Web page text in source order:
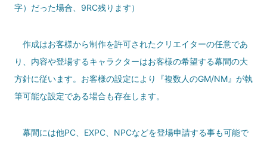
字）だった場合、9RC残ります）
作成はお客様から制作を許可されたクリエイターの任意であ
り、内容や登場するキャラクターはお客様の希望する幕間の大
方針に従います。お客様の設定により『複数人のGM/NM』が執
筆可能な設定である場合も存在します。
幕間には他PC、EXPC、NPCなどを登場申請する事も可能で